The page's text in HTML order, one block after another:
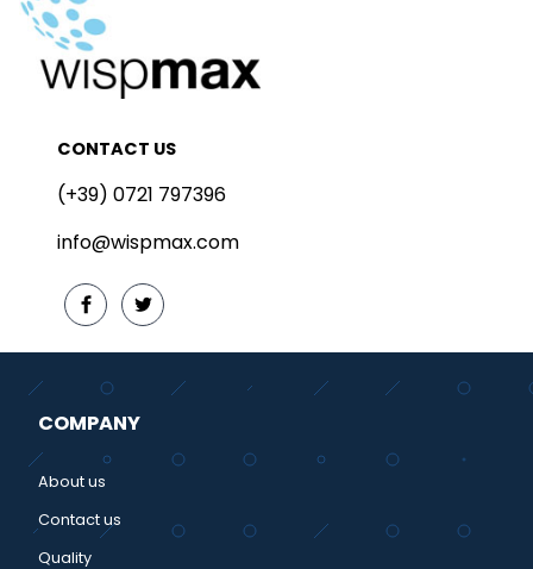
CONTACT US
(+39) 0721 797396
info@wispmax.com
COMPANY
About us
Contact us
Quality